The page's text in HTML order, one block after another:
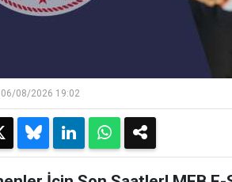
06/08/2026 19:02